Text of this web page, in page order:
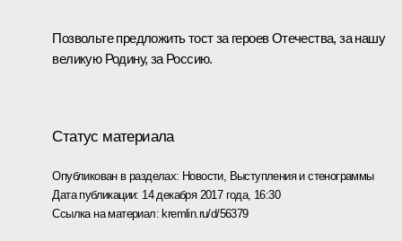
Позвольте предложить тост за героев Отечества, за нашу
великую Родину, за Россию.
Статус материала
Опубликован в разделах: Новости, Выступления и стенограммы
Дата публикации: 14 декабря 2017 года, 16:30
Ссылка на материал: kremlin.ru/d/56379